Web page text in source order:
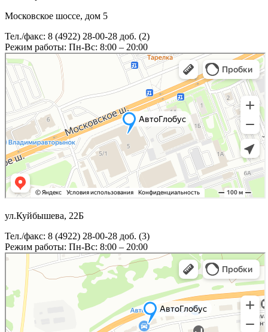
Московское шоссе, дом 5
Тел./факс: 8 (4922) 28-00-28 доб. (2)
Режим работы: Пн-Вс: 8:00 – 20:00
ул.Куйбышева, 22Б
Тел./факс: 8 (4922) 28-00-28 доб. (3)
Режим работы: Пн-Вс: 8:00 – 20:00